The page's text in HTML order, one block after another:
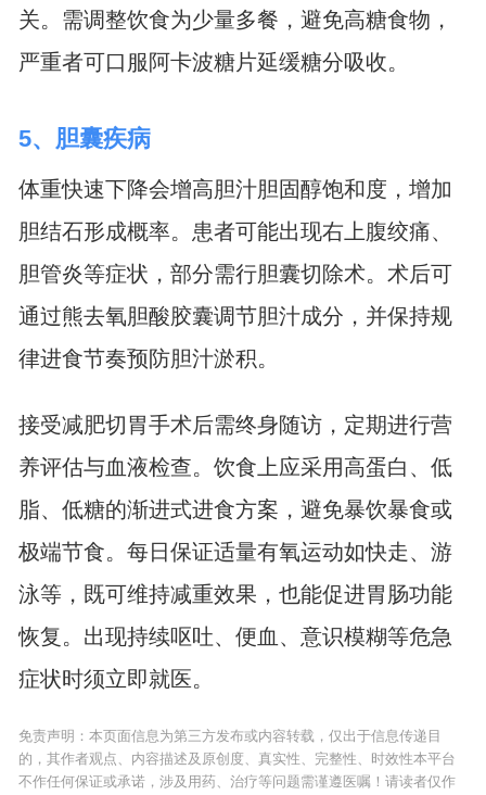
关。需调整饮食为少量多餐，避免高糖食物，
严重者可口服阿卡波糖片延缓糖分吸收。
5、胆囊疾病
体重快速下降会增高胆汁胆固醇饱和度，增加
胆结石形成概率。患者可能出现右上腹绞痛、
胆管炎等症状，部分需行胆囊切除术。术后可
通过熊去氧胆酸胶囊调节胆汁成分，并保持规
律进食节奏预防胆汁淤积。
接受减肥切胃手术后需终身随访，定期进行营
养评估与血液检查。饮食上应采用高蛋白、低
脂、低糖的渐进式进食方案，避免暴饮暴食或
极端节食。每日保证适量有氧运动如快走、游
泳等，既可维持减重效果，也能促进胃肠功能
恢复。出现持续呕吐、便血、意识模糊等危急
症状时须立即就医。
免责声明：本页面信息为第三方发布或内容转载，仅出于信息传递目
的，其作者观点、内容描述及原创度、真实性、完整性、时效性本平台
不作任何保证或承诺，涉及用药、治疗等问题需谨遵医嘱！请读者仅作